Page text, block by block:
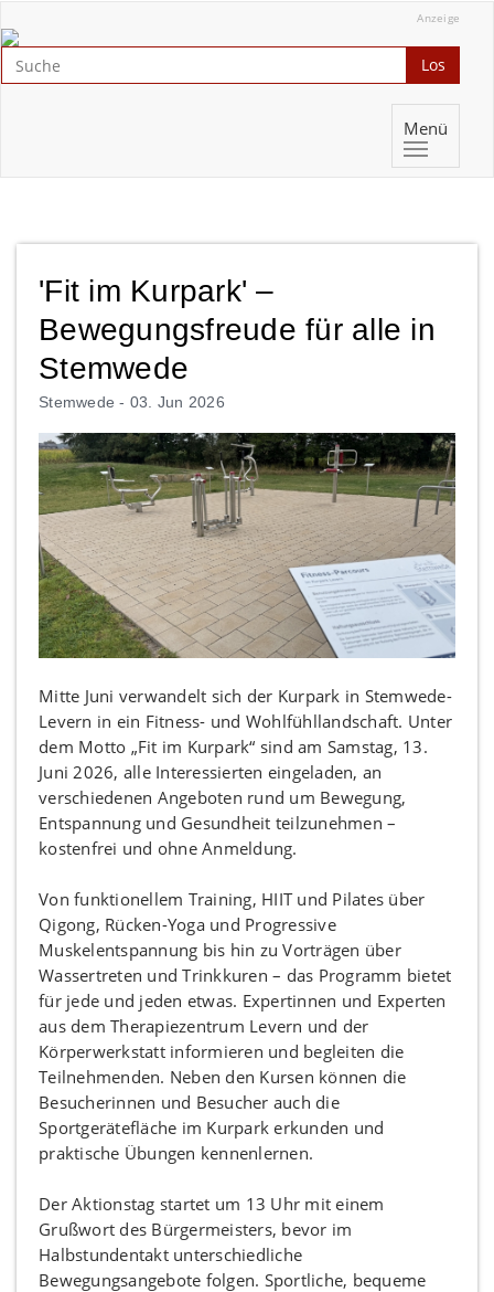
Anzeige
Los
Menü
'Fit im Kurpark' –
Bewegungsfreude für alle in
Stemwede
Stemwede - 03. Jun 2026
Mitte Juni verwandelt sich der Kurpark in Stemwede-
Levern in ein Fitness- und Wohlfühllandschaft. Unter
dem Motto „Fit im Kurpark“ sind am Samstag, 13.
Juni 2026, alle Interessierten eingeladen, an
verschiedenen Angeboten rund um Bewegung,
Entspannung und Gesundheit teilzunehmen –
kostenfrei und ohne Anmeldung.
Von funktionellem Training, HIIT und Pilates über
Qigong, Rücken-Yoga und Progressive
Muskelentspannung bis hin zu Vorträgen über
Wassertreten und Trinkkuren – das Programm bietet
für jede und jeden etwas. Expertinnen und Experten
aus dem Therapiezentrum Levern und der
Körperwerkstatt informieren und begleiten die
Teilnehmenden. Neben den Kursen können die
Besucherinnen und Besucher auch die
Sportgerätefläche im Kurpark erkunden und
praktische Übungen kennenlernen.
Der Aktionstag startet um 13 Uhr mit einem
Grußwort des Bürgermeisters, bevor im
Halbstundentakt unterschiedliche
Bewegungsangebote folgen. Sportliche, bequeme